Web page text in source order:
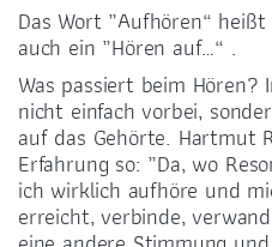
Das Wort „Aufhören“
auch ein „Hören auf…“ .
Was passiert beim
nicht einfach vorbei,
auf das Gehörte. Hartmut
Erfahrung so: „Da, wo
ich wirklich aufhöre und
erreicht, verbinde,